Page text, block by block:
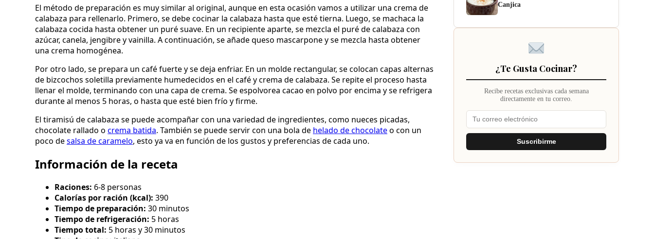
El método de preparación es muy similar al original, aunque en esta ocasión vamos a utilizar una crema de
calabaza para rellenarlo. Primero, se debe cocinar la calabaza hasta que esté tierna. Luego, se machaca la
calabaza cocida hasta obtener un puré suave. En un recipiente aparte, se mezcla el puré de calabaza con
azúcar, canela, jengibre y vainilla. A continuación, se añade queso mascarpone y se mezcla hasta obtener
una crema homogénea.
Por otro lado, se prepara un café fuerte y se deja enfriar. En un molde rectangular, se colocan capas alternas
de bizcochos soletilla previamente humedecidos en el café y crema de calabaza. Se repite el proceso hasta
llenar el molde, terminando con una capa de crema. Se espolvorea cacao en polvo por encima y se refrigera
durante al menos 5 horas, o hasta que esté bien frío y firme.
El tiramisú de calabaza se puede acompañar con una variedad de ingredientes, como nueces picadas,
chocolate rallado o crema batida. También se puede servir con una bola de helado de chocolateo con un
poco desalsa de caramelo, esto ya va en función de los gustos y preferencias de cada uno.
Información de la receta
Raciones: 6-8 personas
Calorías por ración (kcal): 390
Tiempo de preparación: 30 minutos
Tiempo de refrigeración: 5 horas
Tiempo total: 5 horas y 30 minutos
Canjica
¿Te Gusta Cocinar?
Recibe recetas exclusivas cada semana
directamente en tu correo.
Suscribirme